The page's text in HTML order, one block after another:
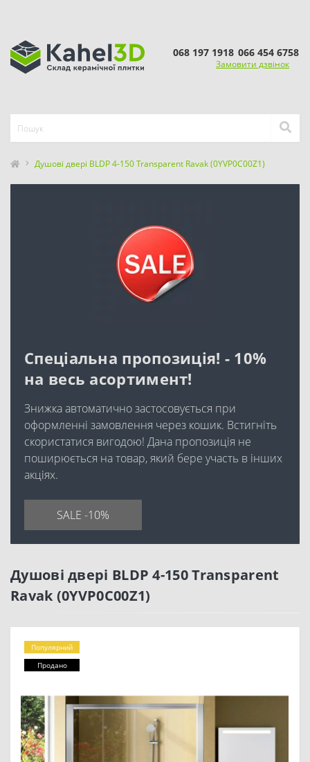
068 197 1918 066 454 6758
Замовити дзвінок
Душові двері BLDP 4-150 Transparent Ravak (0YVP0C00Z1)
Спеціальна пропозиція! - 10%
на весь асортимент!
Знижка автоматично застосовується при
оформленні замовлення через кошик. Встигніть
скористатися вигодою! Дана пропозиція не
поширюється на товар, який бере участь в інших
акціях.
SALE -10%
Душові двері BLDP 4-150 Transparent
Ravak (0YVP0C00Z1)
Популярний
Продано